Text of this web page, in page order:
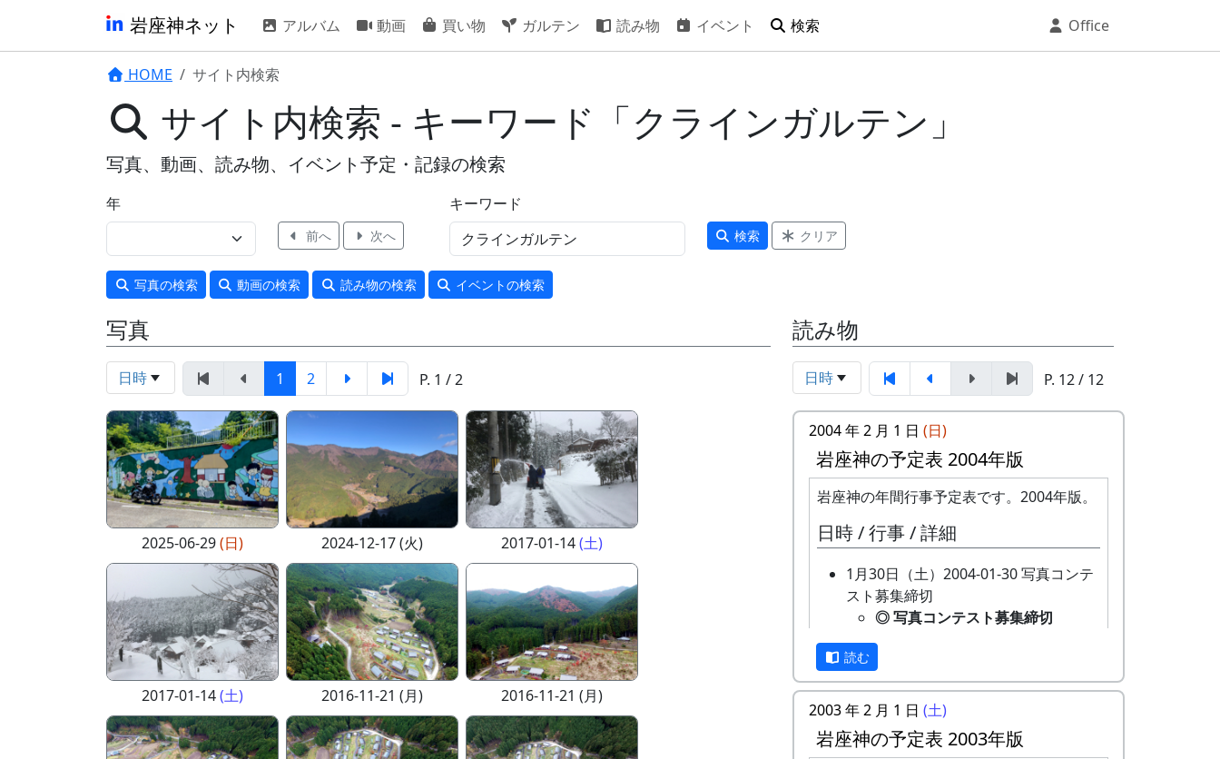
岩座神ネット アルバム 動画 買い物 ガルテン 読み物 イベント 検索 Office
HOME サイト内検索
サイト内検索 - キーワード「クラインガルテン」
写真、動画、読み物、イベント予定・記録の検索
年
前へ 次へ
キーワード
検索 クリア
写真の検索 動画の検索 読み物の検索 イベントの検索
写真
日時 1 2 P. 1 / 2
2025-06-29(日) 2024-12-17 (火) 2017-01-14(土)
2017-01-14(土) 2016-11-21 (月) 2016-11-21 (月)
読み物
日時 P. 12 / 12
2004 年 2 月 1 日 (日)
岩座神の予定表 2004年版
岩座神の年間行事予定表です。2004年版。
日時 / 行事 / 詳細
1月30日（土）2004-01-30 写真コンテ
スト募集締切
◎ 写真コンテスト募集締切
スト募集 の締切です。
2月15日（日）2004-02-15 猪・鹿柵点
検
○ 猪・鹿柵点検
読む
2003 年 2 月 1 日 (土)
岩座神の予定表 2003年版